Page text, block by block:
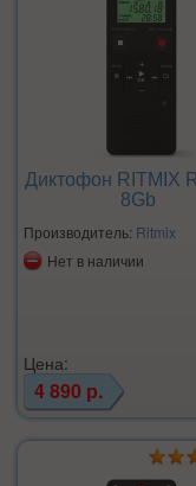
Диктофон RITMIX
8Gb
Производитель: Ritmix
Нет в наличии
Цена:
4 890 р.